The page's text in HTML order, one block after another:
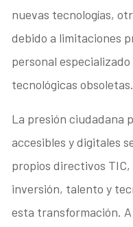
nuevas tecnologías,
debido a limitaciones
personal
tecnológicas obsoletas.
La presión ciudadana
accesibles y digitales
propios directivos
inversión, talento y
esta transformación.